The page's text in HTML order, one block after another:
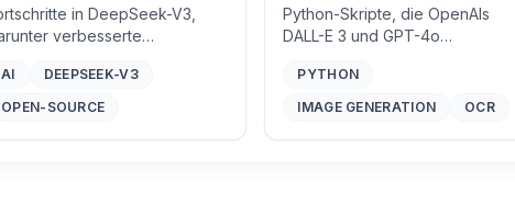
in DeepSeek-V3,
verbesserte
und API-Kompatibilität.
Sie mehr über die
AI
DEEPSEEK-V3
OPEN-SOURCE
OpenAI
Python-Skripte, die OpenAIs
DALL-E 3 und GPT-4o
generieren und Text mit OCR zu
extrahieren. Diese Skripte bieten
PYTHON
IMAGE GENERATION
OCR